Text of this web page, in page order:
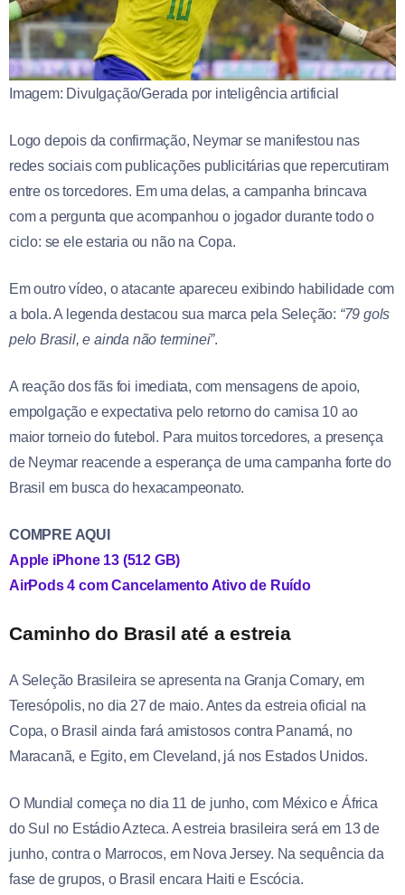
Imagem: Divulgação/Gerada por inteligência artificial
Logo depois da confirmação, Neymar se manifestou nas
redes sociais com publicações publicitárias que repercutiram
entre os torcedores. Em uma delas, a campanha brincava
com a pergunta que acompanhou o jogador durante todo o
ciclo: se ele estaria ou não na Copa.
Em outro vídeo, o atacante apareceu exibindo habilidade com
a bola. A legenda destacou sua marca pela Seleção: “79 gols
pelo Brasil, e ainda não terminei”.
A reação dos fãs foi imediata, com mensagens de apoio,
empolgação e expectativa pelo retorno do camisa 10 ao
maior torneio do futebol. Para muitos torcedores, a presença
de Neymar reacende a esperança de uma campanha forte do
Brasil em busca do hexacampeonato.
COMPRE AQUI
Apple iPhone 13 (512 GB)
AirPods 4 com Cancelamento Ativo de Ruído
Caminho do Brasil até a estreia
A Seleção Brasileira se apresenta na Granja Comary, em
Teresópolis, no dia 27 de maio. Antes da estreia oficial na
Copa, o Brasil ainda fará amistosos contra Panamá, no
Maracanã, e Egito, em Cleveland, já nos Estados Unidos.
O Mundial começa no dia 11 de junho, com México e África
do Sul no Estádio Azteca. A estreia brasileira será em 13 de
junho, contra o Marrocos, em Nova Jersey. Na sequência da
fase de grupos, o Brasil encara Haiti e Escócia.